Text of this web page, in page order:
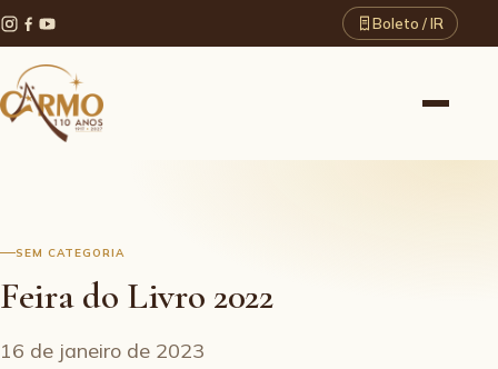
Boleto / IR
SEM CATEGORIA
Feira do Livro 2022
16 de janeiro de 2023